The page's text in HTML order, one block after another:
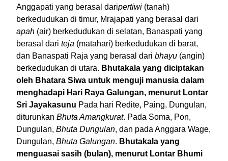
Anggapati yang berasal daripertiwi (tanah)
berkedudukan di timur, Mrajapati yang berasal dari
apah (air) berkedudukan di selatan, Banaspati yang
berasal dari teja (matahari) berkedudukan di barat,
dan Banaspati Raja yang berasal dari bhayu (angin)
berkedudukan di utara. Bhutakala yang diciptakan
oleh Bhatara Siwa untuk menguji manusia dalam
menghadapi Hari Raya Galungan, menurut Lontar
Sri Jayakasunu Pada hari Redite, Paing, Dungulan,
diturunkan Bhuta Amangkurat. Pada Soma, Pon,
Dungulan, Bhuta Dungulan, dan pada Anggara Wage,
Dungulan, Bhuta Galungan. Bhutakala yang
menguasai sasih (bulan), menurut Lontar Bhumi